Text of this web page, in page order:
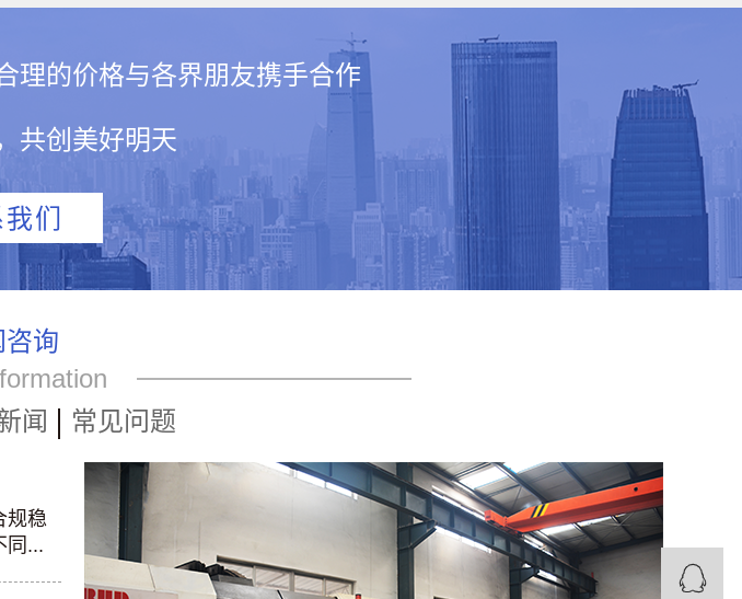
理的价格与各界朋友携手合作
共创美好明天
们
咨询
闻 常见问题
规稳
同...